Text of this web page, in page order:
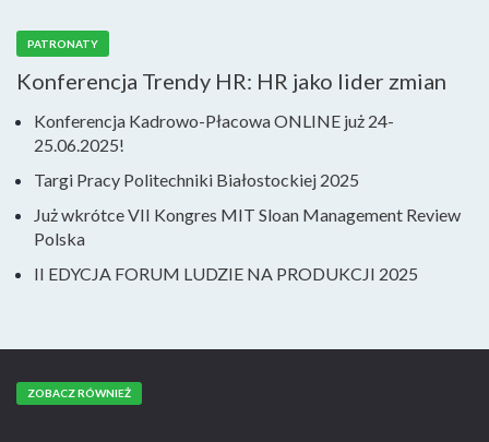
PATRONATY
Konferencja Trendy HR: HR jako lider zmian
Konferencja Kadrowo-Płacowa ONLINE już 24-
25.06.2025!
Targi Pracy Politechniki Białostockiej 2025
Już wkrótce VII Kongres MIT Sloan Management Review
Polska
II EDYCJA FORUM LUDZIE NA PRODUKCJI 2025
ZOBACZ RÓWNIEŻ